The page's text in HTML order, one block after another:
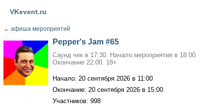
VKevent.ru
← афиша мероприятий
Pepper's Jam #65
Саунд чек в 17:30. Начало мероприятия в 18:00.
Окончание 22:00. 18+
Начало: 20 сентября 2026 в 11:00
Окончание: 20 сентября 2026 в 15:00
Участников: 998